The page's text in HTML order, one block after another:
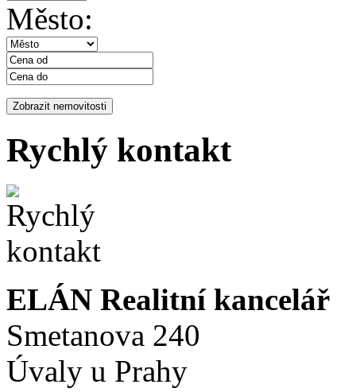
Město:
Rychlý kontakt
ELÁN Realitní kancelář
Smetanova 240
Úvaly u Prahy